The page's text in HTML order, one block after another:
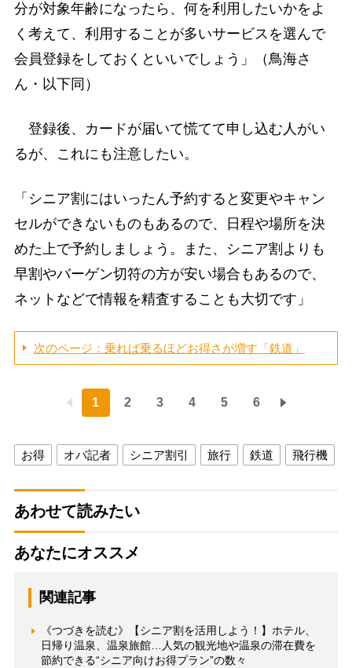
分が対象年齢になったら、何を利用したいかをよ
く考えて、利用することが多いサービスを選んで
会員登録をしておくといいでしょう」（鳥海さ
ん・以下同）
登録後、カードが届いて慌てて申し込む人がい
るが、これにも注意したい。
「シニア割にはいったん予約すると変更やキャン
セルができないものもあるので、日程や場所を決
めた上で予約しましょう。また、シニア割よりも
早割やバーゲン切符の方が安い場合もあるので、
ネットなどで情報を精査することも大切です」
次のページ：乗れば乗るほどお得さが増す「鉄道」
1 2 3 4 5 6
お得 オバ記者 シニア割引 旅行 鉄道 飛行機
あわせて読みたい
あなたにオススメ
関連記事
《つづきを読む》【シニア割を活用しよう！】ホテル、
日帰り温泉、温泉旅館…人気の観光地や温泉の滞在費を
節約できる“シニア向けお得プラン”の数々